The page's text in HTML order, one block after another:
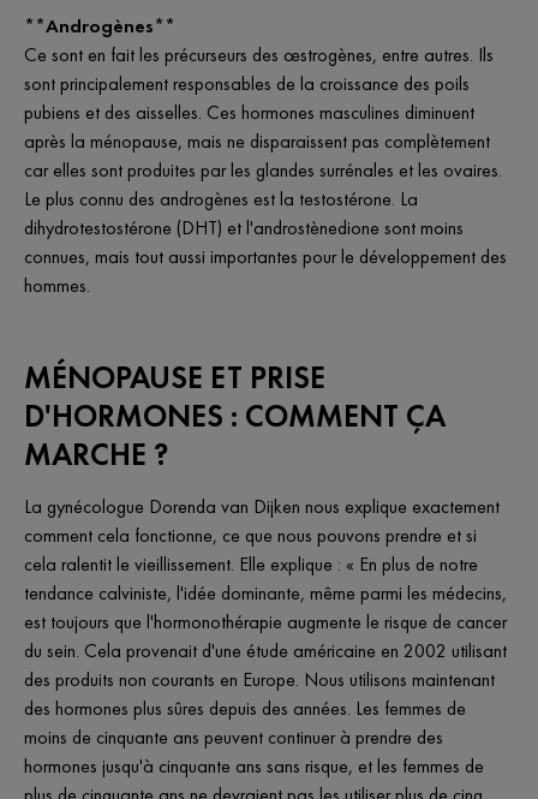
**Androgènes**
Ce sont en fait les précurseurs des œstrogènes, entre autres. Ils
sont principalement responsables de la croissance des poils
pubiens et des aisselles. Ces hormones masculines diminuent
après la ménopause, mais ne disparaissent pas complètement
car elles sont produites par les glandes surrénales et les ovaires.
Le plus connu des androgènes est la testostérone. La
dihydrotestostérone (DHT) et l'androstènedione sont moins
connues, mais tout aussi importantes pour le développement des
hommes.
MÉNOPAUSE ET PRISE
D'HORMONES : COMMENT ÇA
MARCHE ?
La gynécologue Dorenda van Dijken nous explique exactement
comment cela fonctionne, ce que nous pouvons prendre et si
cela ralentit le vieillissement. Elle explique : « En plus de notre
tendance calviniste, l'idée dominante, même parmi les médecins,
est toujours que l'hormonothérapie augmente le risque de cancer
du sein. Cela provenait d'une étude américaine en 2002 utilisant
des produits non courants en Europe. Nous utilisons maintenant
des hormones plus sûres depuis des années. Les femmes de
moins de cinquante ans peuvent continuer à prendre des
hormones jusqu'à cinquante ans sans risque, et les femmes de